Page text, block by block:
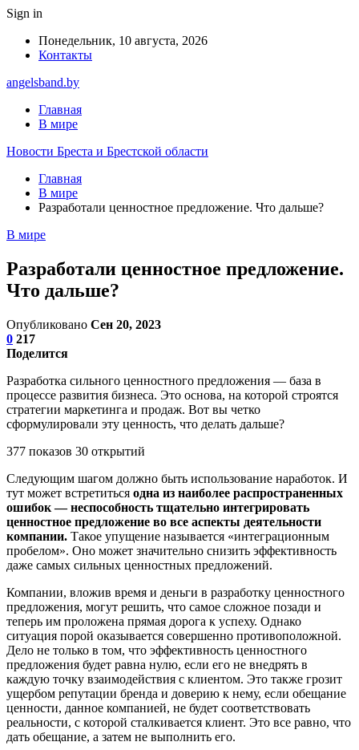
Sign in
Понедельник, 10 августа, 2026
Контакты
angelsband.by
Главная
В мире
Новости Бреста и Брестской области
Главная
В мире
Разработали ценностное предложение. Что дальше?
В мире
Разработали ценностное предложение.
Что дальше?
Опубликовано Сен 20, 2023
0 217
Поделится
Разработка сильного ценностного предложения — база в
процессе развития бизнеса. Это основа, на которой строятся
стратегии маркетинга и продаж. Вот вы четко
сформулировали эту ценность, что делать дальше?
377 показов 30 открытий
Следующим шагом должно быть использование наработок. И
тут может встретиться одна из наиболее распространенных
ошибок — неспособность тщательно интегрировать
ценностное предложение во все аспекты деятельности
компании. Такое упущение называется «интеграционным
пробелом». Оно может значительно снизить эффективность
даже самых сильных ценностных предложений.
Компании, вложив время и деньги в разработку ценностного
предложения, могут решить, что самое сложное позади и
теперь им проложена прямая дорога к успеху. Однако
ситуация порой оказывается совершенно противоположной.
Дело не только в том, что эффективность ценностного
предложения будет равна нулю, если его не внедрять в
каждую точку взаимодействия с клиентом. Это также грозит
ущербом репутации бренда и доверию к нему, если обещание
ценности, данное компанией, не будет соответствовать
реальности, с которой сталкивается клиент. Это все равно, что
дать обещание, а затем не выполнить его.